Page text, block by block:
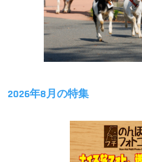
2026年8月の特集